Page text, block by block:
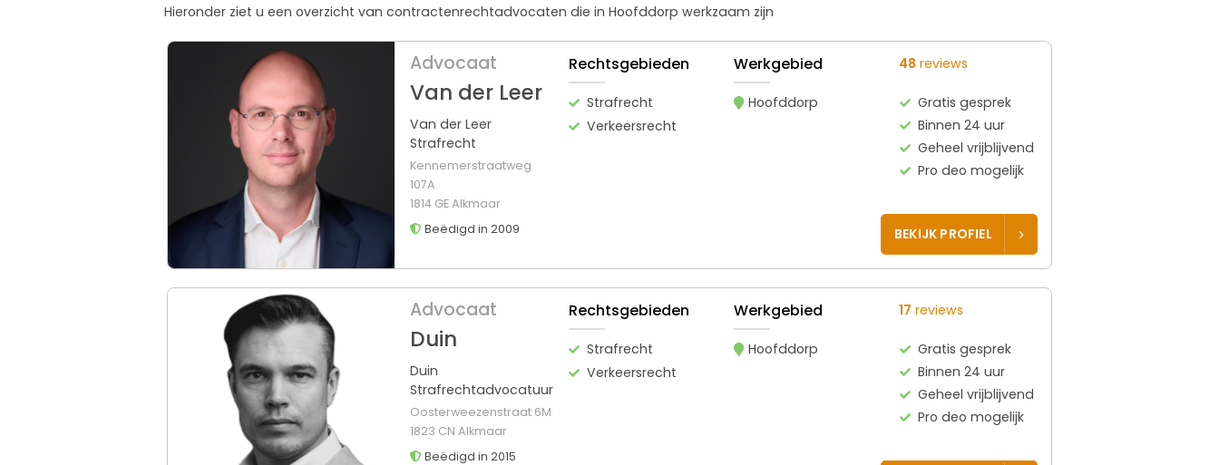
Hieronder ziet u een overzicht van contractenrechtadvocaten die in Hoofddorp werkzaam zijn
Advocaat
Van der Leer
Van der Leer
Strafrecht
Kennemerstraatweg
107A
1814 GE Alkmaar
Beëdigd in 2009
Rechtsgebieden
Strafrecht
Verkeersrecht
Werkgebied
Hoofddorp
48 reviews
Gratis gesprek
Binnen 24 uur
Geheel vrijblijvend
Pro deo mogelijk
BEKIJK PROFIEL
Advocaat
Duin
Duin
Strafrechtadvocatuur
Oosterweezenstraat 6M
1823 CN Alkmaar
Beëdigd in 2015
Rechtsgebieden
Strafrecht
Verkeersrecht
Werkgebied
Hoofddorp
17 reviews
Gratis gesprek
Binnen 24 uur
Geheel vrijblijvend
Pro deo mogelijk